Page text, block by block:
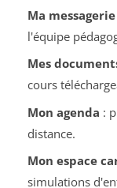
Ma messagerie
l'équipe
Mes
cours
Mon agenda :
distance.
Mon espace
simulations